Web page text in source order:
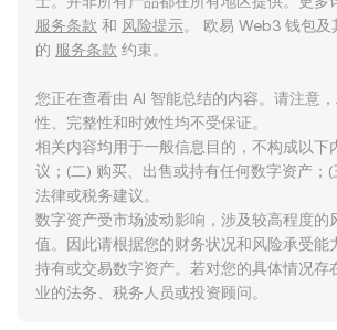
服务条款 和 风险提示。 欧易 Web3 钱包及
的 服务条款 约束。
您正在查看由 AI 智能总结的内容。请注意
性、完整性和时效性均不受保证。
相关内容均用于一般信息目的，不构成以下
议；(二) 购买、出售或持有任何数字资产；(
法律或税务建议。
数字资产受市场波动影响，涉及较高程度的
值。因此请根据您的财务状况和风险承受能
持有或交易数字资产。若对您的具体情况存
业的法务、税务人员或投资顾问。